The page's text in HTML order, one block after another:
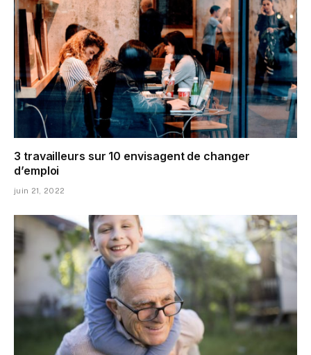
3 travailleurs sur 10 envisagent de changer
d’emploi
juin 21, 2022